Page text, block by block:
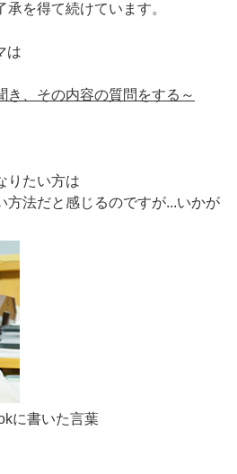
を得て続けています。
は
き、その内容の質問をする～
りたい方は
方法だと感じるのですが...いかが
に書いた言葉